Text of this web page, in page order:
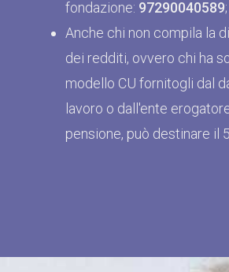
fondazione: 97290040589;
Anche chi non compila la
dei redditi, ovvero chi ha
modello CU fornitogli dal
lavoro o dall'ente
pensione, può destinare il